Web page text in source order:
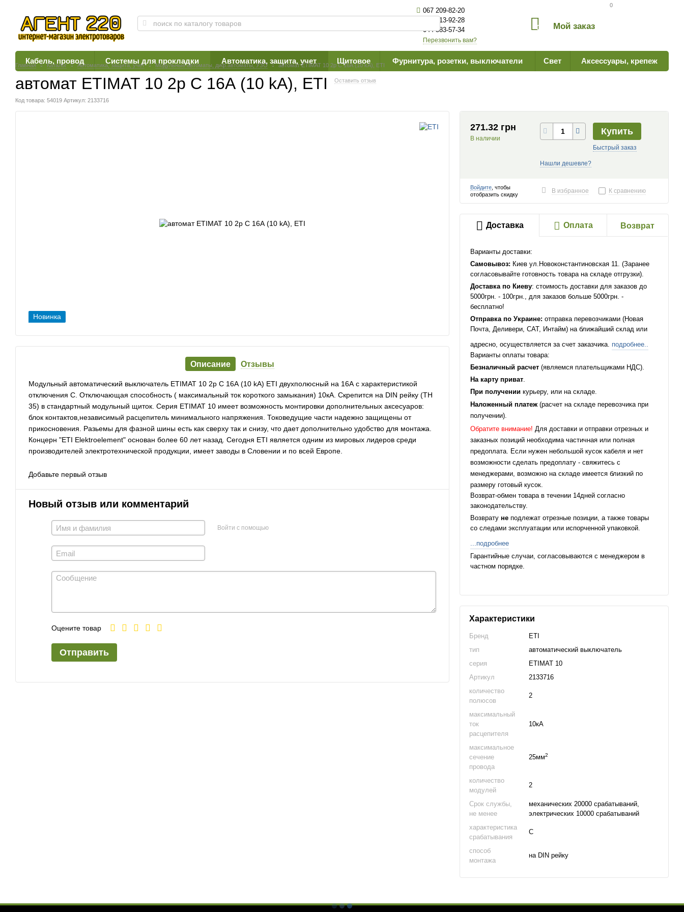
0
067 209-82-20
063 613-92-28
044 383-57-34
Перезвонить вам?
0 Мой заказ
Кабель, провод Системы для прокладки Автоматика, защита, учет Щитовое Фурнитура, розетки, выключатели Свет Аксессуары, крепеж
Главная Каталог Автоматика, защита, учет Модульные автоматы, диф.автоматы, УЗО автомат ETIMAT 10 2p C 16А (10 kA), ETI
автомат ETIMAT 10 2p C 16А (10 kA), ETI Оставить отзыв
Код товара: 54019 Артикул: 2133716
Новинка
Описание Отзывы
Модульный автоматический выключатель ETIMAT 10 2p С 16А (10 kA) ETI двухполюсный на 16А с характеристикой
отключения С. Отключающая способность ( максимальный ток короткого замыкания) 10кА. Скрепится на DIN рейку (ТН
35) в стандартный модульный щиток. Серия ETIMAT 10 имеет возможность монтировки дополнительных аксесуаров:
блок контактов,независимый расцепитель минимального напряжения. Токоведущие части надежно защищены от
прикосновения. Разьемы для фазной шины есть как сверху так и снизу, что дает дополнительно удобство для монтажа.
Концерн "ETI Elektroelement" основан более 60 лет назад. Сегодня ETI является одним из мировых лидеров среди
производителей электротехнической продукции, имеет заводы в Словении и по всей Европе.
Добавьте первый отзыв
Новый отзыв или комментарий
Войти с помощью
Оцените товар
Отправить
271.32 грн
В наличии
Купить
Быстрый заказ
Нашли дешевле?
Войдите , чтобы
отобразить скидку
В избранное К сравнению
Доставка Оплата Возврат
Варианты доставки:
Самовывоз: Киев ул.Новоконстантиновская 11. (Заранее
согласовывайте готовность товара на складе отгрузки).
Доставка по Киеву: стоимость доставки для заказов до
5000грн. - 100грн., для заказов больше 5000грн. -
бесплатно!
Отправка по Украине: отправка перевозчиками (Новая
Почта, Деливери, САТ, Интайм) на ближайший склад или
адресно, осуществляется за счет заказчика. подробнее..
Варианты оплаты товара:
Безналичный расчет (являемся плательщиками НДС).
На карту приват.
При получении курьеру, или на складе.
Наложенный платеж(расчет на складе перевозчика при
получении).
Обратите внимание! Для доставки и отправки отрезных и
заказных позиций необходима частичная или полная
предоплата. Если нужен небольшой кусок кабеля и нет
возможности сделать предоплату - свяжитесь с
менеджерами, возможно на складе имеется близкий по
размеру готовый кусок.
Возврат-обмен товара в течении 14дней согласно
законодательству.
Возвратуне подлежат отрезные позиции, а также товары
со следами эксплуатации или испорченной упаковкой.
...подробнее
Гарантийные случаи, согласовываются с менеджером в
частном порядке.
Характеристики
Бренд
ETI
тип
автоматический выключатель
серия
ETIMAT 10
Артикул
2133716
количество
полюсов
2
максимальный
ток
расцепителя
10кА
максимальное
сечение
провода
25мм2
количество
модулей
2
Срок службы,
не менее
механических 20000 срабатываний,
электрических 10000 срабатываний
характеристика
срабатывания
C
способ
монтажа
на DIN рейку